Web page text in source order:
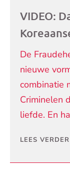
VIDEO:
De
nieuwe
combinatie
Criminelen
liefde. En
LEES VERDER